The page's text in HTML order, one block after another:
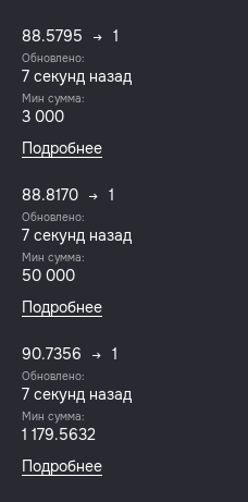
88.5795 1
Обновлено:
8 секунд назад
Мин сумма:
3 000
Подробнее
88.8170 1
Обновлено:
8 секунд назад
Мин сумма:
50 000
Подробнее
90.7356 1
Обновлено:
8 секунд назад
Мин сумма:
1 179.5632
Подробнее